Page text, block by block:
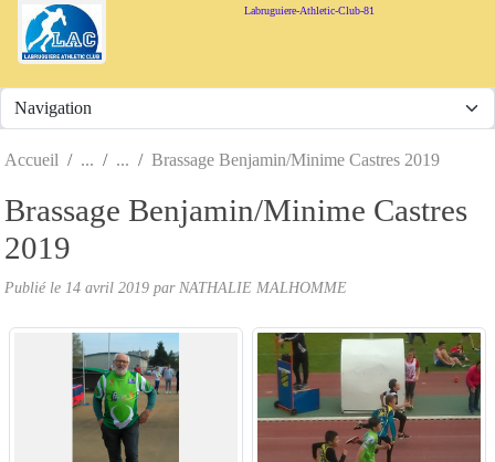
Labruguiere-Athletic-Club-81
Accueil Brassage Benjamin/Minime Castres 2019
Brassage Benjamin/Minime Castres
2019
Publié le 14 avril 2019 par NATHALIE MALHOMME
Panneau de gestion des cookies